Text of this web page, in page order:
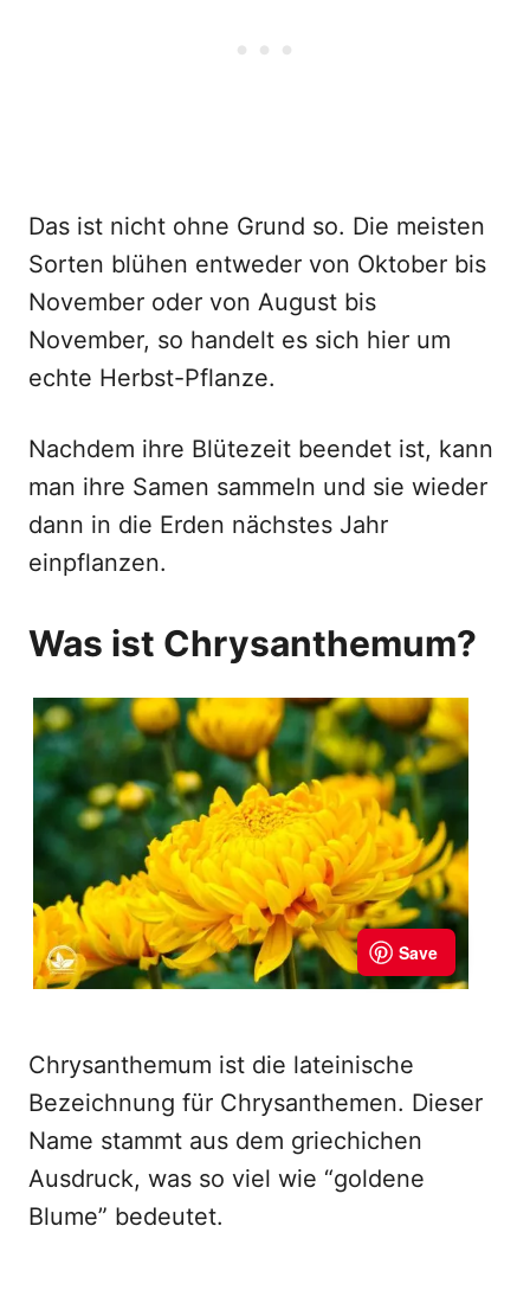
Das ist nicht ohne Grund so. Die meisten
Sorten blühen entweder von Oktober bis
November oder von August bis
November, so handelt es sich hier um
echte Herbst-Pflanze.
Nachdem ihre Blütezeit beendet ist, kann
man ihre Samen sammeln und sie wieder
dann in die Erden nächstes Jahr
einpflanzen.
Was ist Chrysanthemum?
Chrysanthemum ist die lateinische
Bezeichnung für Chrysanthemen. Dieser
Name stammt aus dem griechichen
Ausdruck, was so viel wie “goldene
Blume” bedeutet.